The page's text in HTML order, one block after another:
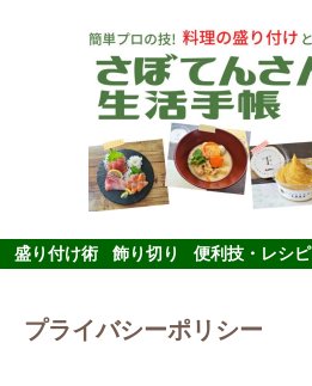
盛り付け術 飾り切り 便利技・レシピ
プライバシーポリシー